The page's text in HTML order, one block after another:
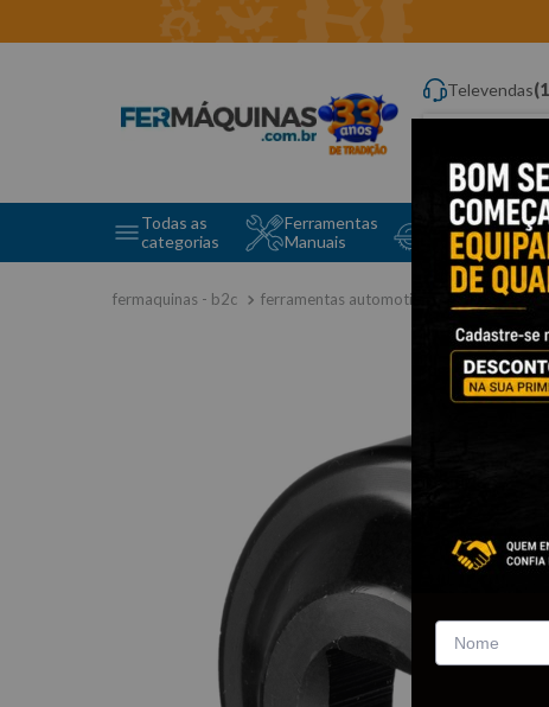
Televendas
Digite aqui o
Todas as
categorias
Ferramentas
Manuais
Ferramentas
e Máquinas
ferramentas automotivas especiais